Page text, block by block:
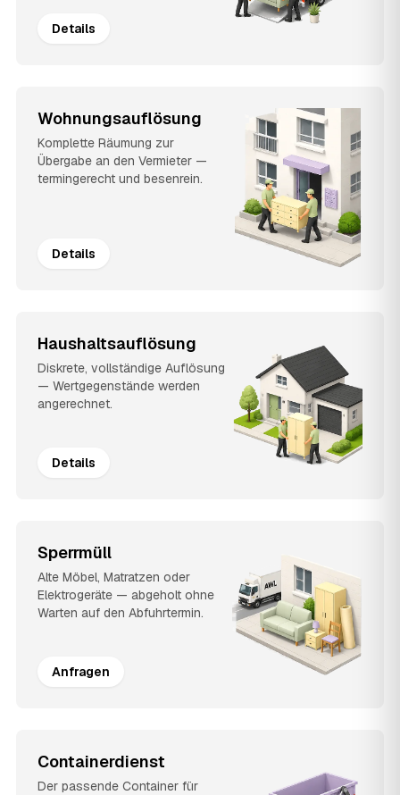
Details
Wohnungsauflösung
Komplette Räumung zur
Übergabe an den Vermieter —
termingerecht und besenrein.
Details
Haushaltsauflösung
Diskrete, vollständige Auflösung
— Wertgegenstände werden
angerechnet.
Details
Sperrmüll
Alte Möbel, Matratzen oder
Elektrogeräte — abgeholt ohne
Warten auf den Abfuhrtermin.
Anfragen
Containerdienst
Der passende Container für